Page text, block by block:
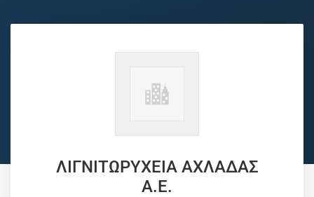
ΛΙΓΝΙΤΩΡΥΧΕΙΑ ΑΧΛΑΔΑΣ
Α.Ε.